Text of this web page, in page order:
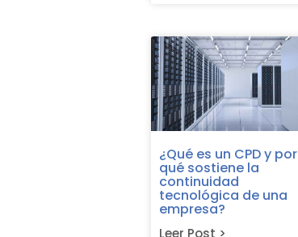
¿Qué es un CPD y por
qué sostiene la
continuidad
tecnológica de una
empresa?